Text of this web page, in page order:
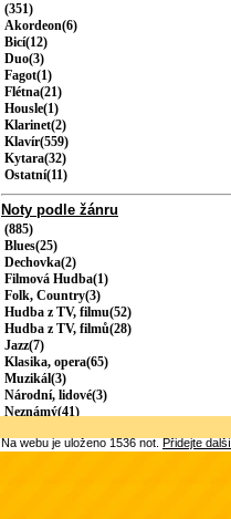
(351)
Akordeon(6)
Bicí(12)
Duo(3)
Fagot(1)
Flétna(21)
Housle(1)
Klarinet(2)
Klavír(559)
Kytara(32)
Ostatní(11)
Noty podle žánru
(885)
Blues(25)
Dechovka(2)
Filmová Hudba(1)
Folk, Country(3)
Hudba z TV, filmu(52)
Hudba z TV, filmů(28)
Jazz(7)
Klasika, opera(65)
Muzikál(3)
Národní, lidové(3)
Neznámý(41)
Na webu je uloženo 1536 not.Přidejte